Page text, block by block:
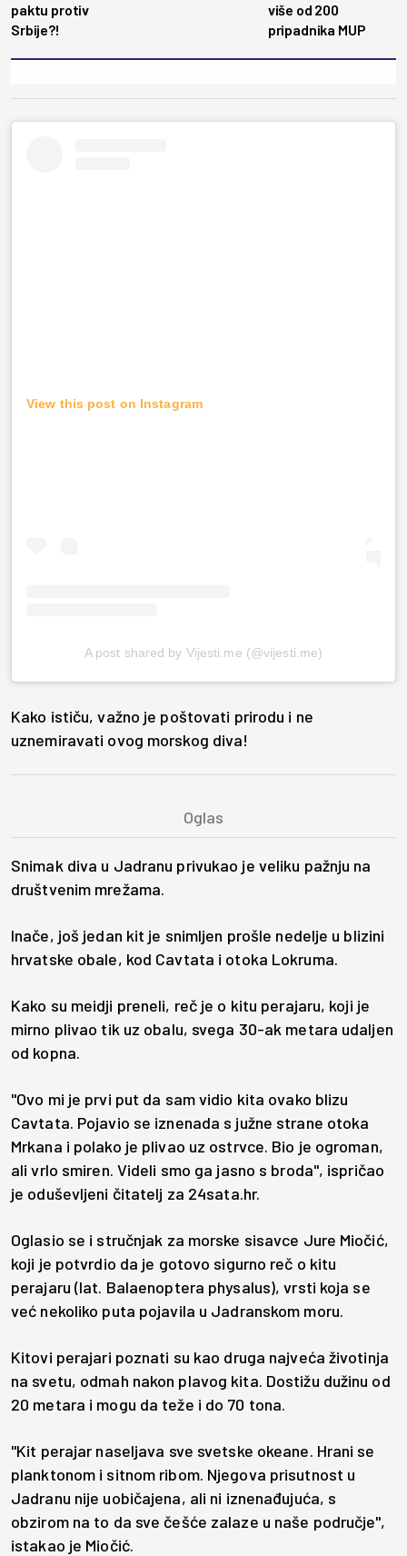
paktu protiv
Srbije?!
više od 200
pripadnika MUP
View this post on Instagram
A post shared by Vijesti.me (@vijesti.me)
Kako ističu, važno je poštovati prirodu i ne
uznemiravati ovog morskog diva!
Snimak diva u Jadranu privukao je veliku pažnju na
društvenim mrežama.
Inače, još jedan kit je snimljen prošle nedelje u blizini
hrvatske obale, kod Cavtata i otoka Lokruma.
Kako su meidji preneli, reč je o kitu perajaru, koji je
mirno plivao tik uz obalu, svega 30-ak metara udaljen
od kopna.
"Ovo mi je prvi put da sam vidio kita ovako blizu
Cavtata. Pojavio se iznenada s južne strane otoka
Mrkana i polako je plivao uz ostrvce. Bio je ogroman,
ali vrlo smiren. Videli smo ga jasno s broda", ispričao
je oduševljeni čitatelj za 24sata.hr.
Oglasio se i stručnjak za morske sisavce Jure Miočić,
koji je potvrdio da je gotovo sigurno reč o kitu
perajaru (lat. Balaenoptera physalus), vrsti koja se
već nekoliko puta pojavila u Jadranskom moru.
Kitovi perajari poznati su kao druga najveća životinja
na svetu, odmah nakon plavog kita. Dostižu dužinu od
20 metara i mogu da teže i do 70 tona.
"Kit perajar naseljava sve svetske okeane. Hrani se
planktonom i sitnom ribom. Njegova prisutnost u
Jadranu nije uobičajena, ali ni iznenađujuća, s
obzirom na to da sve češće zalaze u naše područje",
istakao je Miočić.